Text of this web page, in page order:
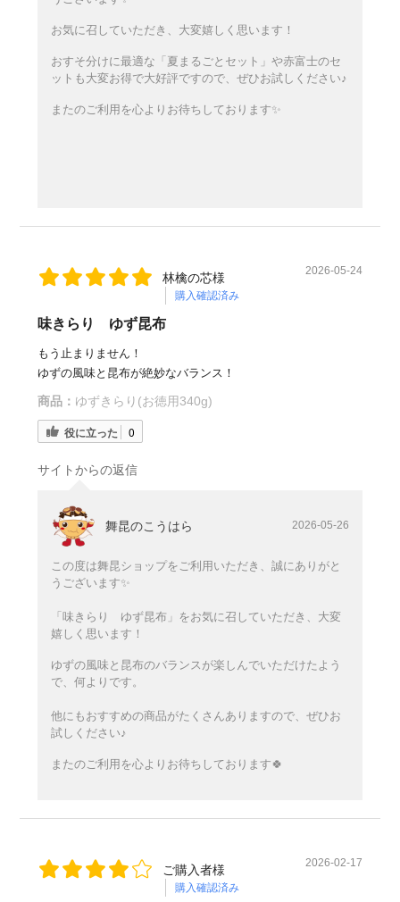
お気に召していただき、大変嬉しく思います！
おすそ分けに最適な「夏まるごとセット」や赤富士のセ
ットも大変お得で大好評ですので、ぜひお試しください♪
またのご利用を心よりお待ちしております✨
林檎の芯様
購入確認済み
2026-05-24
味きらり ゆず昆布
もう止まりません！
ゆずの風味と昆布が絶妙なバランス！
商品： ゆずきらり(お徳用340g)
役に立った 0
サイトからの返信
舞昆のこうはら 2026-05-26
この度は舞昆ショップをご利用いただき、誠にありがと
うございます✨
「味きらり ゆず昆布」をお気に召していただき、大変
嬉しく思います！
ゆずの風味と昆布のバランスが楽しんでいただけたよう
で、何よりです。
他にもおすすめの商品がたくさんありますので、ぜひお
試しください♪
またのご利用を心よりお待ちしております🍀
ご購入者様
購入確認済み
2026-02-17